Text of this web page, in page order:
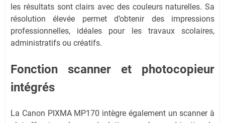
les résultats sont clairs avec des couleurs naturelles. Sa
résolution élevée permet d’obtenir des impressions
professionnelles, idéales pour les travaux scolaires,
administratifs ou créatifs.
Fonction scanner et photocopieur
intégrés
La Canon PIXMA MP170 intègre également un scanner à